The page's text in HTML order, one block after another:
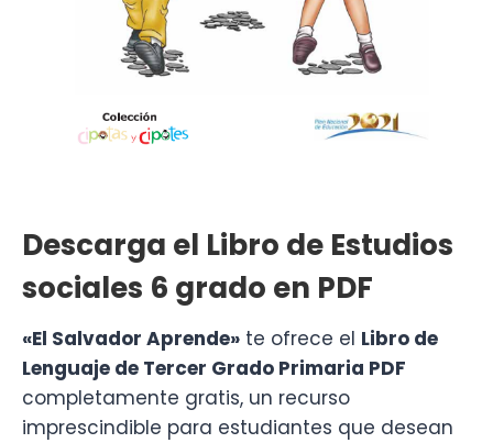
Descarga el Libro de Estudios
sociales 6 grado en PDF
«El Salvador Aprende» te ofrece el Libro de
Lenguaje de Tercer Grado Primaria PDF
completamente gratis, un recurso
imprescindible para estudiantes que desean